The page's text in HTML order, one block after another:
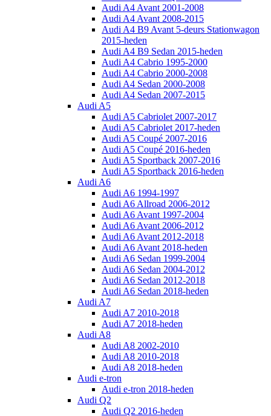
Audi A4 Avant 2001-2008
Audi A4 Avant 2008-2015
Audi A4 B9 Avant 5-deurs Stationwagon
2015-heden
Audi A4 B9 Sedan 2015-heden
Audi A4 Cabrio 1995-2000
Audi A4 Cabrio 2000-2008
Audi A4 Sedan 2000-2008
Audi A4 Sedan 2007-2015
Audi A5
Audi A5 Cabriolet 2007-2017
Audi A5 Cabriolet 2017-heden
Audi A5 Coupé 2007-2016
Audi A5 Coupé 2016-heden
Audi A5 Sportback 2007-2016
Audi A5 Sportback 2016-heden
Audi A6
Audi A6 1994-1997
Audi A6 Allroad 2006-2012
Audi A6 Avant 1997-2004
Audi A6 Avant 2006-2012
Audi A6 Avant 2012-2018
Audi A6 Avant 2018-heden
Audi A6 Sedan 1999-2004
Audi A6 Sedan 2004-2012
Audi A6 Sedan 2012-2018
Audi A6 Sedan 2018-heden
Audi A7
Audi A7 2010-2018
Audi A7 2018-heden
Audi A8
Audi A8 2002-2010
Audi A8 2010-2018
Audi A8 2018-heden
Audi e-tron
Audi e-tron 2018-heden
Audi Q2
Audi Q2 2016-heden